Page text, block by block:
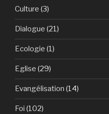
Culture (3)
Dialogue (21)
Ecologie (1)
Eglise (29)
Evangélisation (14)
Foi (102)